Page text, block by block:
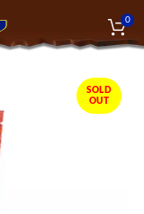
0
SOLD
OUT